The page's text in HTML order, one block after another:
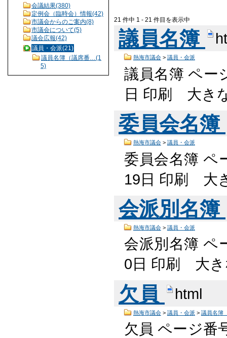
会議結果(380)
定例会（臨時会）情報(42)
市議会からのご案内(8)
市議会について(5)
議会広報(42)
議員・会派(21)
議員名簿（議席番…(1
5)
21 件中 1 - 21 件目を表示中
議員名簿
熱海市議会> 議員・会派
議員名簿 ペー
日 印刷 大き
委員会名簿
熱海市議会> 議員・会派
委員会名簿
19日 印刷 大
会派別名簿
熱海市議会> 議員・会派
会派別名簿
0日 印刷 大き
欠員 html
熱海市議会> 議員・会派 > 議員名簿
欠員 ページ番